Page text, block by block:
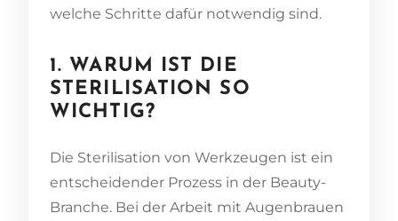
welche Schritte dafür notwendig sind.
1. WARUM IST DIE
STERILISATION SO
WICHTIG?
Die Sterilisation von Werkzeugen ist ein
entscheidender Prozess in der Beauty-
Branche. Bei der Arbeit mit Augenbrauen